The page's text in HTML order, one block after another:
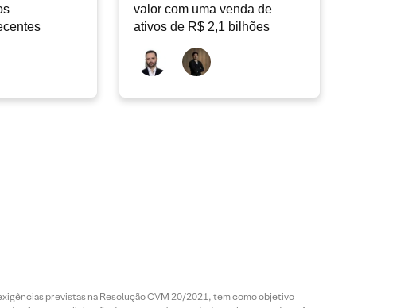
valor com uma venda de
ativos de R$ 2,1 bilhões
previstas na Resolução CVM 20/2021, tem como objetivo